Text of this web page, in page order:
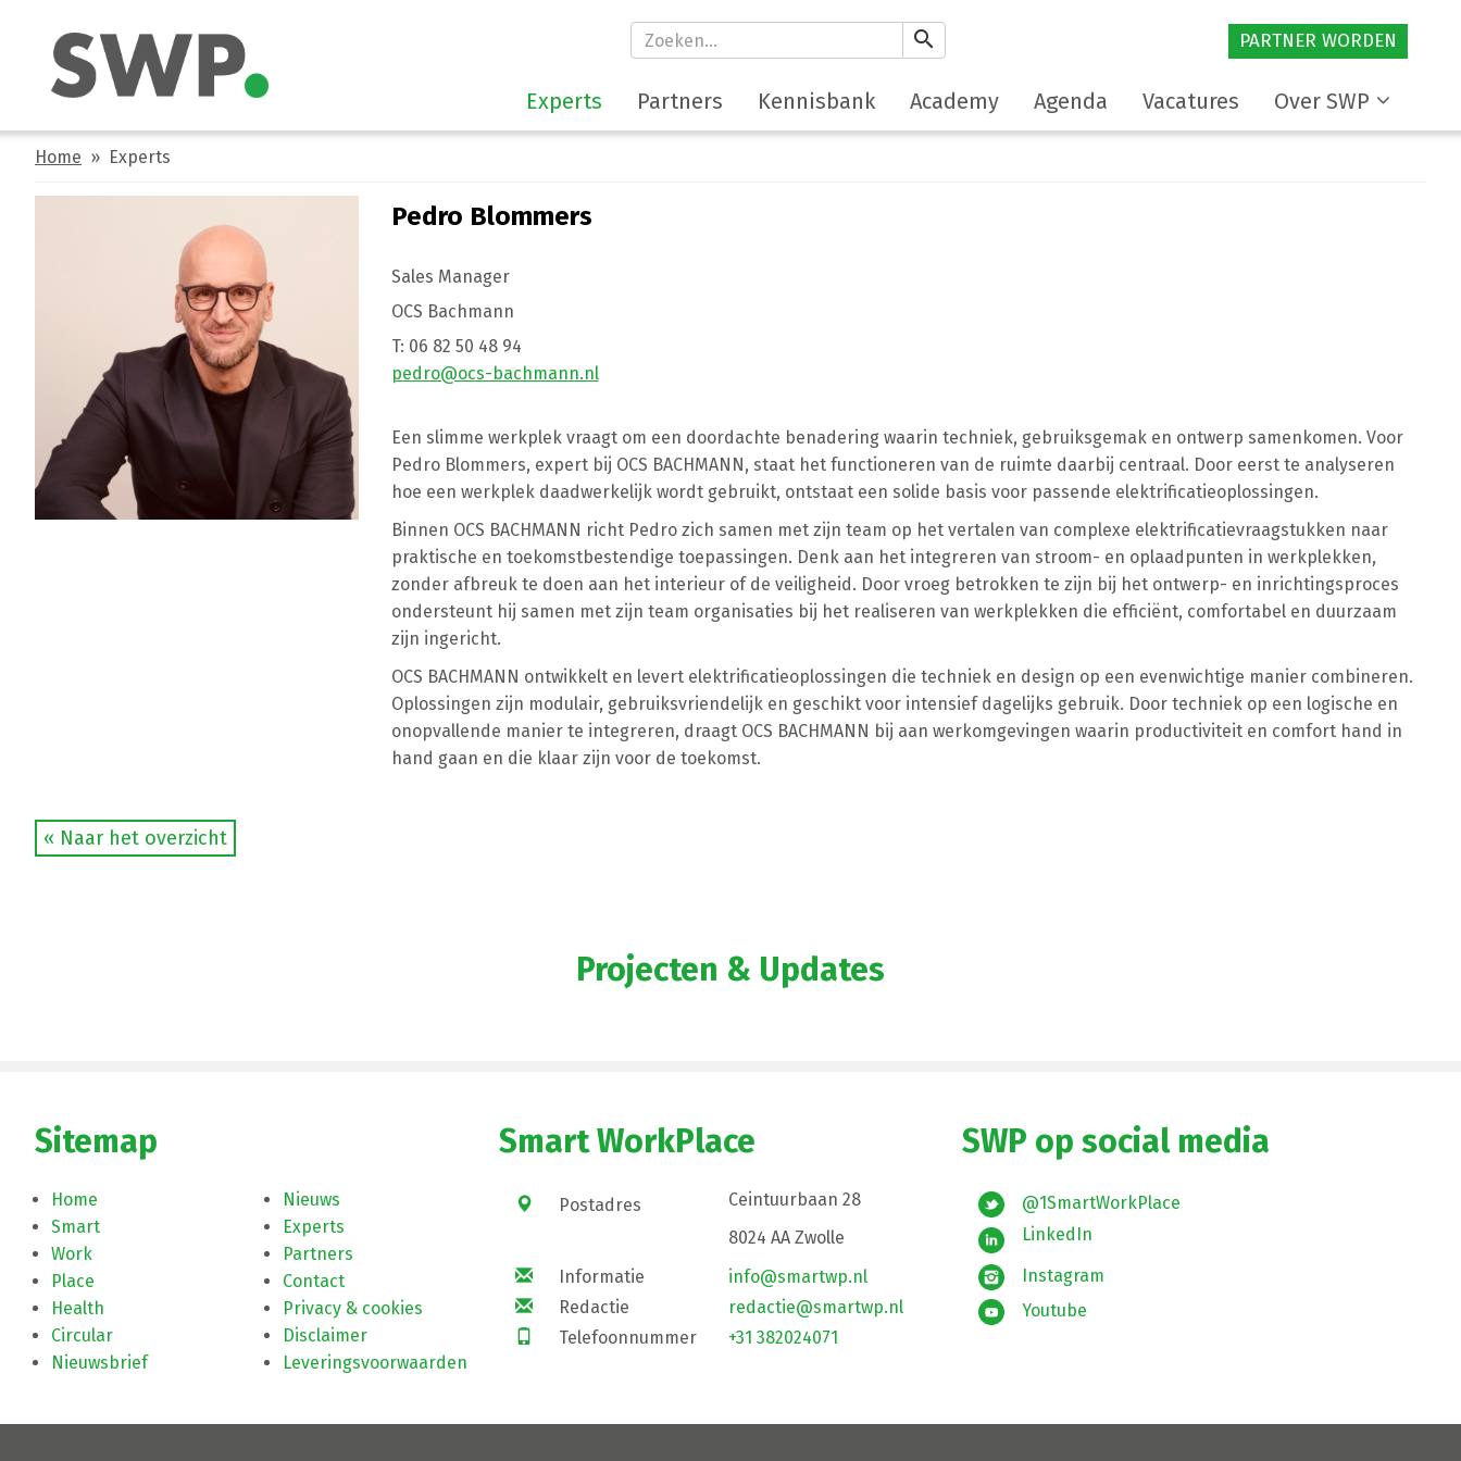
search PARTNER WORDEN
Experts Partners Kennisbank Academy Agenda Vacatures Over SWP
Home » Experts
Pedro Blommers
Sales Manager
OCS Bachmann
T: 06 82 50 48 94
pedro@ocs-bachmann.nl
Een slimme werkplek vraagt om een doordachte benadering waarin techniek, gebruiksgemak en ontwerp samenkomen. Voor
Pedro Blommers, expert bij OCS BACHMANN, staat het functioneren van de ruimte daarbij centraal. Door eerst te analyseren
hoe een werkplek daadwerkelijk wordt gebruikt, ontstaat een solide basis voor passende elektrificatieoplossingen.
Binnen OCS BACHMANN richt Pedro zich samen met zijn team op het vertalen van complexe elektrificatievraagstukken naar
praktische en toekomstbestendige toepassingen. Denk aan het integreren van stroom- en oplaadpunten in werkplekken,
zonder afbreuk te doen aan het interieur of de veiligheid. Door vroeg betrokken te zijn bij het ontwerp- en inrichtingsproces
ondersteunt hij samen met zijn team organisaties bij het realiseren van werkplekken die efficiënt, comfortabel en duurzaam
zijn ingericht.
OCS BACHMANN ontwikkelt en levert elektrificatieoplossingen die techniek en design op een evenwichtige manier combineren.
Oplossingen zijn modulair, gebruiksvriendelijk en geschikt voor intensief dagelijks gebruik. Door techniek op een logische en
onopvallende manier te integreren, draagt OCS BACHMANN bij aan werkomgevingen waarin productiviteit en comfort hand in
hand gaan en die klaar zijn voor de toekomst.
« Naar het overzicht
Projecten & Updates
Sitemap
Home
Smart
Work
Place
Health
Circular
Nieuwsbrief
Nieuws
Experts
Partners
Contact
Privacy & cookies
Disclaimer
Leveringsvoorwaarden
Smart WorkPlace
Postadres
Ceintuurbaan 28
8024 AA Zwolle
Informatie
info@smartwp.nl
Redactie
redactie@smartwp.nl
Telefoonnummer
+31 382024071
SWP op social media
@1SmartWorkPlace
LinkedIn
Instagram
Youtube